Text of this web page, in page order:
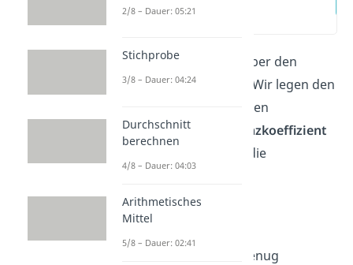
Hier erfährst du alles über den
Kontingenzkoeffizient. Wir legen den
Fokus auf die Schritte den
korrigierten Kontingenzkoeffizient
und auf die
anschließende
Kontingenzkoeffizient
Interpretation
Du hast heute schon genug
2/8 – Dauer: 05:21
Stichprobe
3/8 – Dauer: 04:24
Durchschnitt
berechnen
4/8 – Dauer: 04:03
Arithmetisches
Mittel
5/8 – Dauer: 02:41